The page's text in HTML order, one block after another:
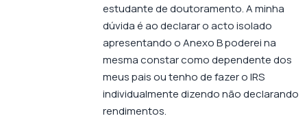
estudante de doutoramento. A minha
dúvida é ao declarar o acto isolado
apresentando o Anexo B poderei na
mesma constar como dependente dos
meus pais ou tenho de fazer o IRS
individualmente dizendo não declarando
rendimentos.